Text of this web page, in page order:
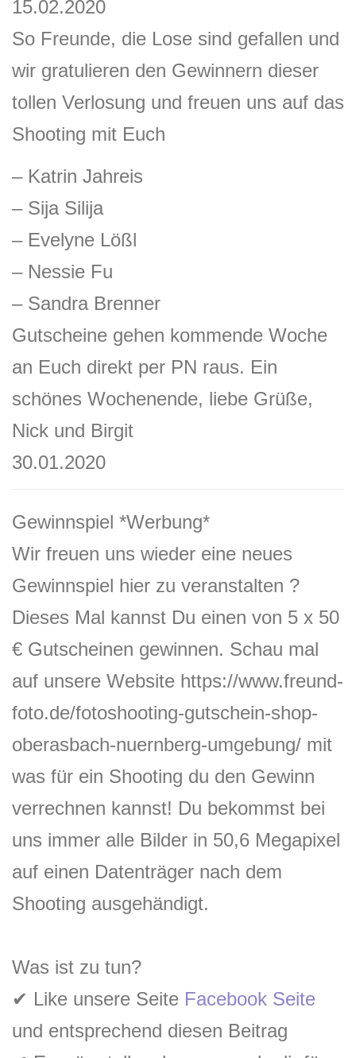
15.02.2020
So Freunde, die Lose sind gefallen und
wir gratulieren den Gewinnern dieser
tollen Verlosung und freuen uns auf das
Shooting mit Euch
– Katrin Jahreis
– Sija Silija
– Evelyne Lößl
– Nessie Fu
– Sandra Brenner
Gutscheine gehen kommende Woche
an Euch direkt per PN raus. Ein
schönes Wochenende, liebe Grüße,
Nick und Birgit
30.01.2020
Gewinnspiel *Werbung*
Wir freuen uns wieder eine neues
Gewinnspiel hier zu veranstalten ?
Dieses Mal kannst Du einen von 5 x 50
€ Gutscheinen gewinnen. Schau mal
auf unsere Website https://www.freund-
foto.de/fotoshooting-gutschein-shop-
oberasbach-nuernberg-umgebung/ mit
was für ein Shooting du den Gewinn
verrechnen kannst! Du bekommst bei
uns immer alle Bilder in 50,6 Megapixel
auf einen Datenträger nach dem
Shooting ausgehändigt.
Was ist zu tun?
✔ Like unsere Seite Facebook Seite
und entsprechend diesen Beitrag